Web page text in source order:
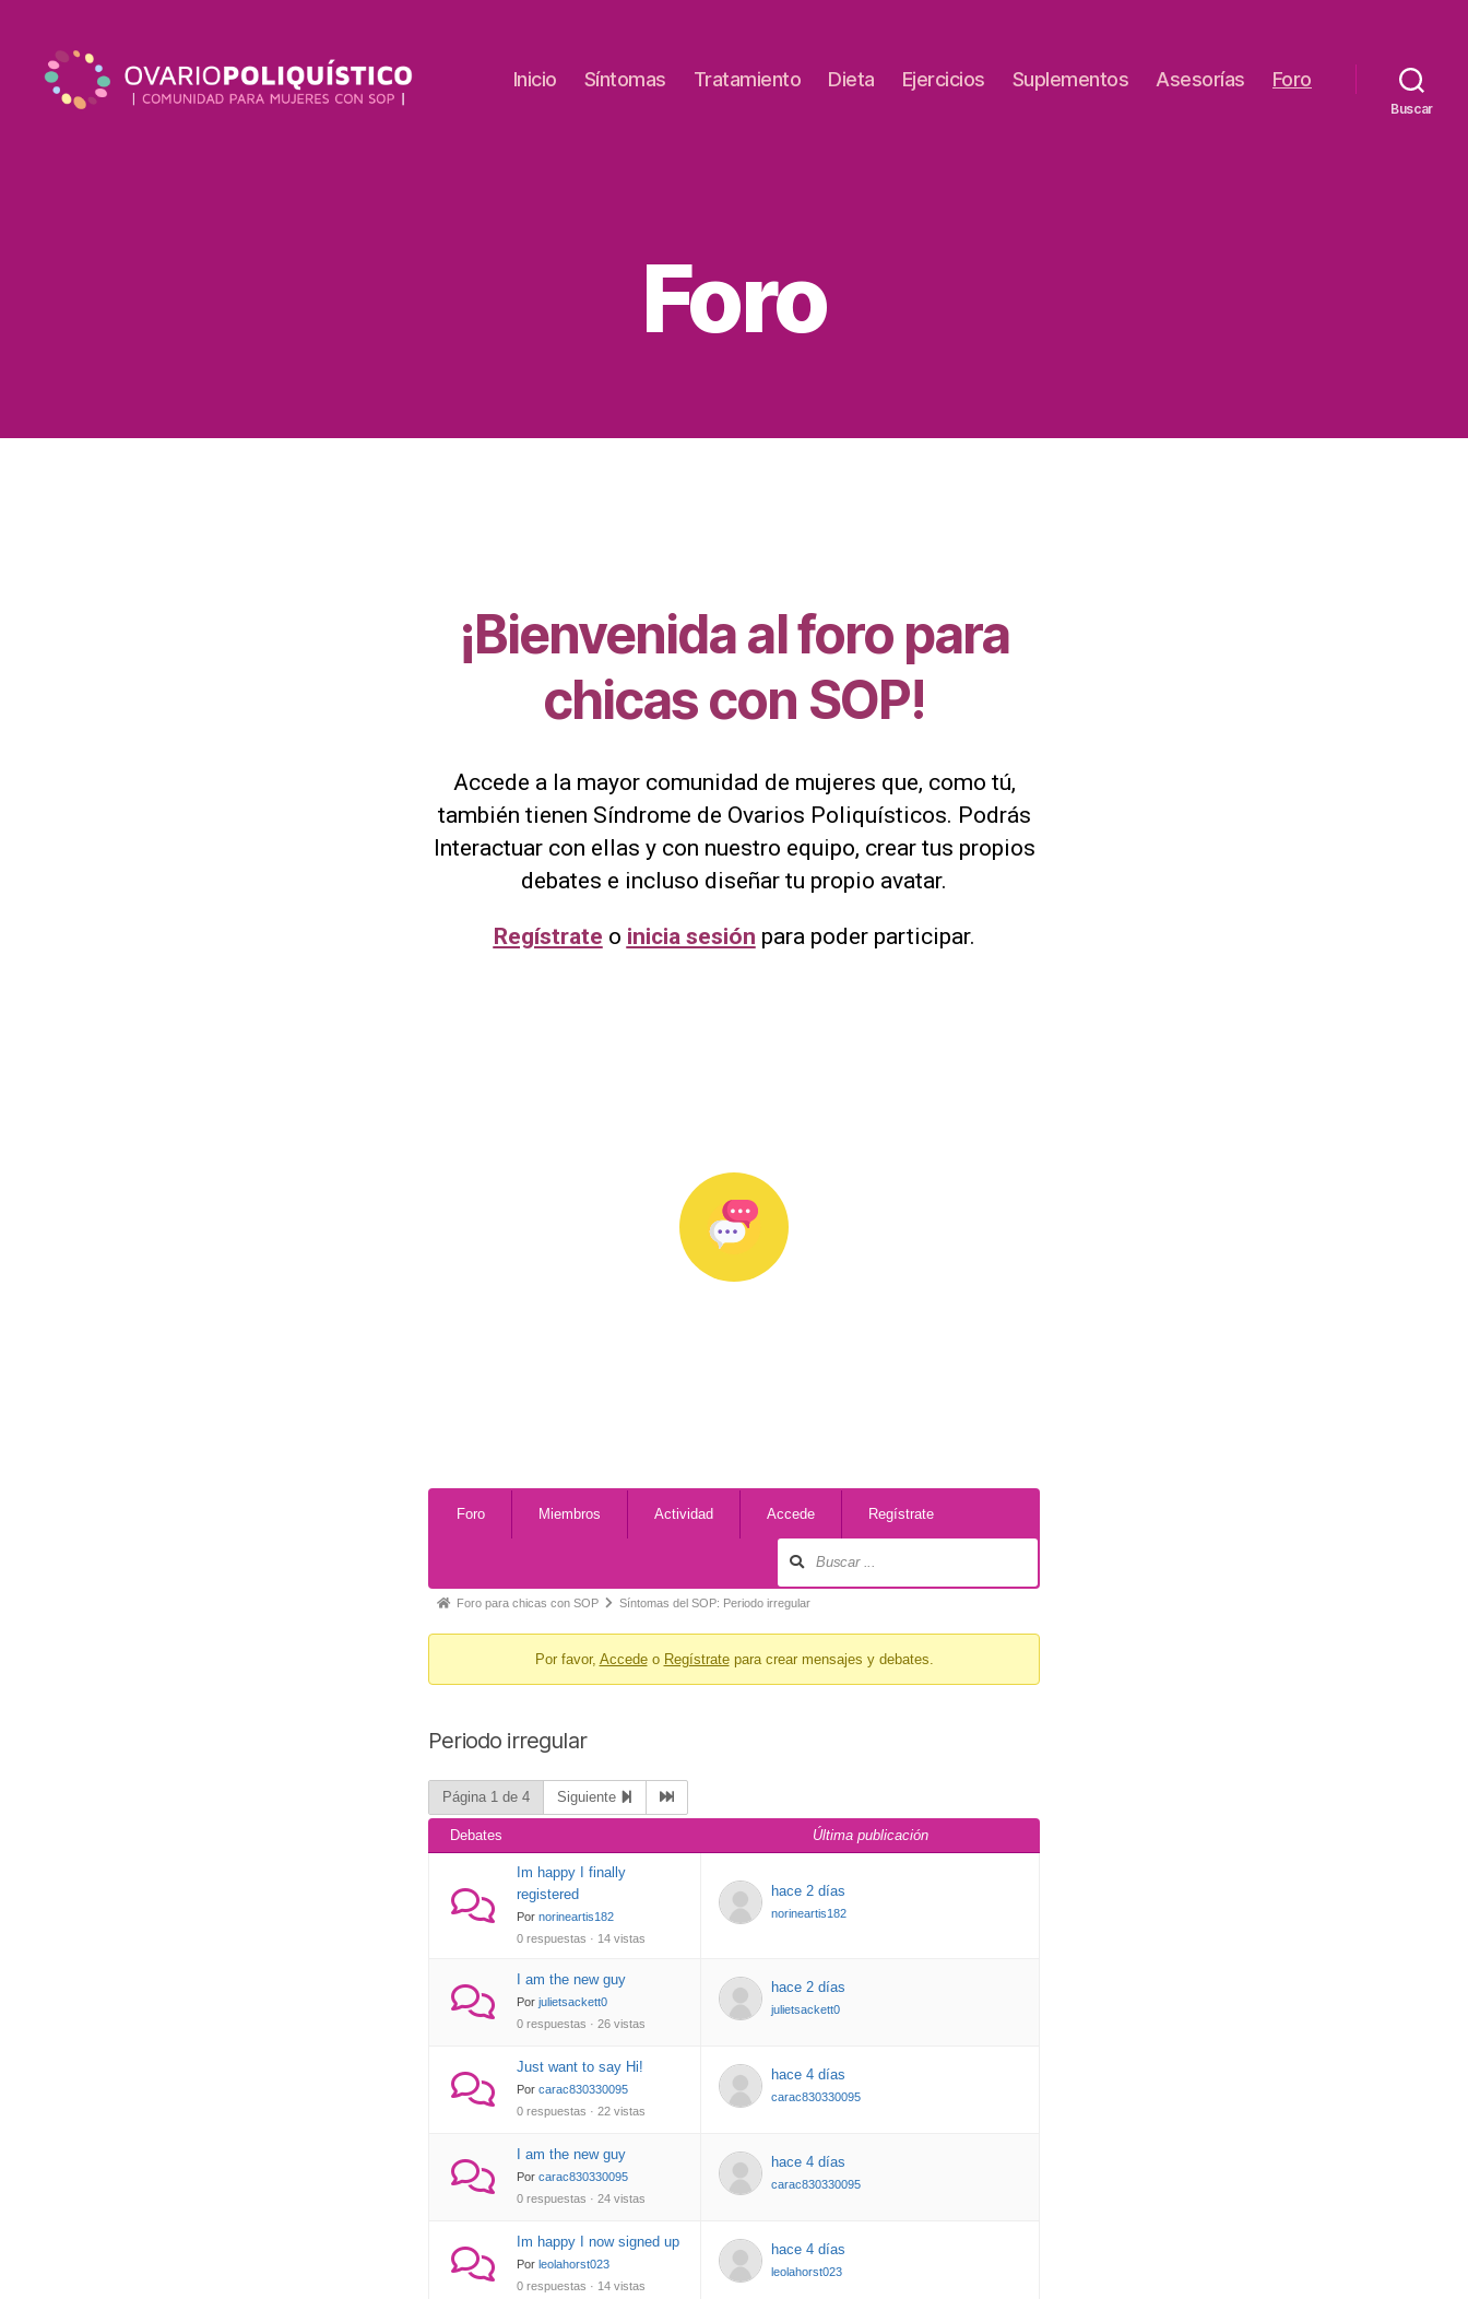
Inicio Síntomas Tratamiento Dieta Ejercicios Suplementos Asesorías Foro
Buscar
Foro
¡Bienvenida al foro para
chicas con SOP!
Accede a la mayor comunidad de mujeres que, como tú,
también tienen Síndrome de Ovarios Poliquísticos. Podrás
Interactuar con ellas y con nuestro equipo, crear tus propios
debates e incluso diseñar tu propio avatar.
Regístrate o inicia sesión para poder participar.
Foro Miembros Actividad Accede Regístrate
Foro para chicas con SOP Síntomas del SOP: Periodo irregular
Por favor, Accedeo Regístratepara crear mensajes y debates.
Periodo irregular
Página 1 de 4 Siguiente
Debates Última publicación
Im happy I finally
registered
Por norineartis182
0 respuestas · 14 vistas
hace 2 días
norineartis182
I am the new guy
Por julietsackett0
0 respuestas · 26 vistas
hace 2 días
julietsackett0
Just want to say Hi!
Por carac830330095
0 respuestas · 22 vistas
hace 4 días
carac830330095
I am the new guy
Por carac830330095
0 respuestas · 24 vistas
hace 4 días
carac830330095
Im happy I now signed up
Por leolahorst023
0 respuestas · 14 vistas
hace 4 días
leolahorst023